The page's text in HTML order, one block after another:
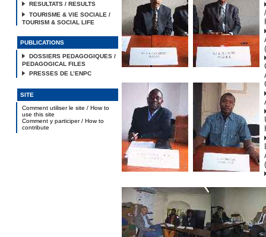
RESULTATS / RESULTS
TOURISME & VIE SOCIALE /
TOURISM & SOCIAL LIFE
PUBLICATIONS
DOSSIERS PEDAGOGIQUES /
PEDAGOGICAL FILES
PRESSES DE L’ENPC
SITE
Comment utiliser le site / How to
use this site
Comment y participer / How to
contribute